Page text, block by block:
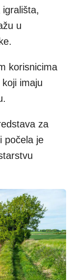
u
korisnicima
imaju
za
počela je